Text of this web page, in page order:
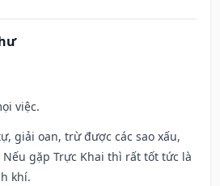
việc.
giải oan, trừ được các sao xấu,
gặp Trực Khai thì rất tốt tức là
khí.